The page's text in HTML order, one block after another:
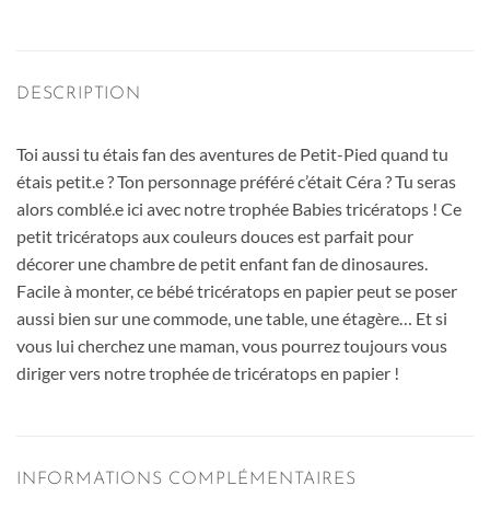
DESCRIPTION
Toi aussi tu étais fan des aventures de Petit-Pied quand tu
étais petit.e ? Ton personnage préféré c’était Céra ? Tu seras
alors comblé.e ici avec notre trophée Babies tricératops ! Ce
petit tricératops aux couleurs douces est parfait pour
décorer une chambre de petit enfant fan de dinosaures.
Facile à monter, ce bébé tricératops en papier peut se poser
aussi bien sur une commode, une table, une étagère… Et si
vous lui cherchez une maman, vous pourrez toujours vous
diriger vers notre trophée de tricératops en papier !
INFORMATIONS COMPLÉMENTAIRES